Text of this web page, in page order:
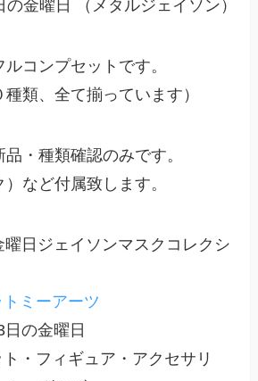
金曜日 （メタルジェイソン）
コンプセットです。
種類、全て揃っています）
・種類確認のみです。
など付属致します。
日ジェイソンマスクコレクシ
ミーアーツ
の金曜日
・フィギュア・アクセサリ